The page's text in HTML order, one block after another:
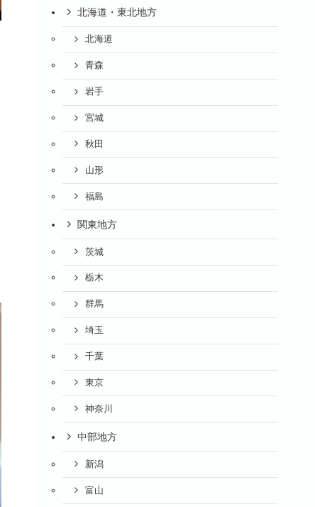
北海道・東北地方
北海道
青森
岩手
宮城
秋田
山形
福島
関東地方
茨城
栃木
群馬
埼玉
千葉
東京
神奈川
中部地方
新潟
富山